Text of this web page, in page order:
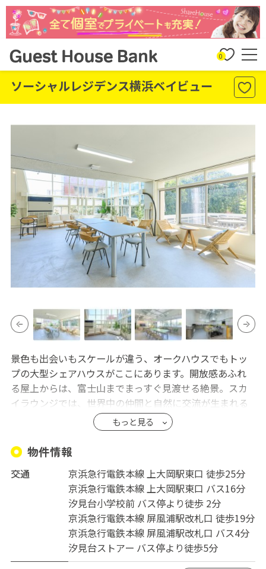
0
ソーシャルレジデンス横浜ベイビュー
景色も出会いもスケールが違う、オークハウスでもトッ
プの大型シェアハウスがここにあります。開放感あふれ
る屋上からは、富士山までまっすぐ見渡せる絶景。スカ
イラウンジでは、世界中の仲間と自然に交流が生まれる
心地よい時間。他にも大きなラウンジやキッチン、大浴
場など充実した共有施設が自慢の物件です。最寄りの上
大岡駅からは2路線が使えて、横浜へ約10分・品川へ約30
分という抜群のアクセス。暮らしが変わる、毎日が広が
る。そんなシェアハウスへようこそ。
※2名入居は月2万円追加。保証金は全額契約料に充当さ
もっと見る
物件情報
交通
京浜急行電鉄本線 上大岡駅東口 徒歩25分
京浜急行電鉄本線 上大岡駅東口 バス16分
汐見台小学校前 バス停より徒歩 2分
京浜急行電鉄本線 屏風浦駅改札口 徒歩19分
京浜急行電鉄本線 屏風浦駅改札口 バス4分
汐見台ストアー バス停より徒歩5分